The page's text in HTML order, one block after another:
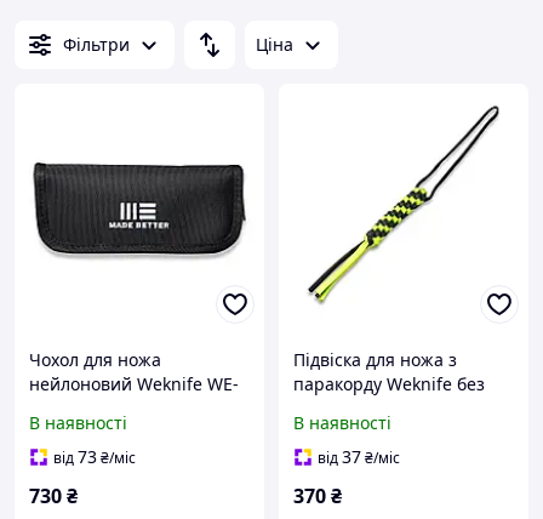
Фільтри Ціна
Чохол для ножа
нейлоновий Weknife WE-
В наявності
від73₴/міс
730₴
Підвіска для ножа з
паракорду Weknife без
В наявності
від37₴/міс
370₴